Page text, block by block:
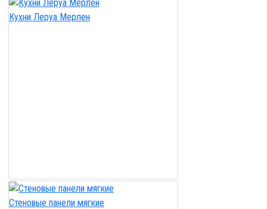
Кухни Леруа Мерлен
Стеновые панели мягкие